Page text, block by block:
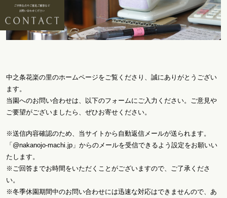
中之条花楽の里のホームページをご覧くださり、誠にありがとうござい
ます。
当園へのお問い合わせは、以下のフォームにご入力ください。ご意見や
ご要望がございましたら、ぜひお寄せください。
※送信内容確認のため、当サイトから自動返信メールが送られます。
「@nakanojo-machi.jp」からのメールを受信できるよう設定をお願いい
たします。
※ご回答までお時間をいただくことがございますので、ご了承くださ
い。
※冬季休園期間中のお問い合わせには迅速な対応はできませんので、あ